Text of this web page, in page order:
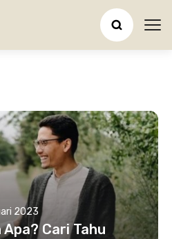
2023
Cari Tahu